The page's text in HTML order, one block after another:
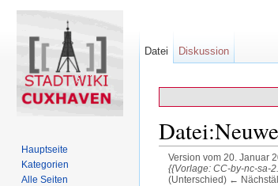
Version vom 20. Januar
{{Vorlage: CC-by-nc-sa-
(Unterschied) ←
Datei Diskussion
Hauptseite
Kategorien
Alle Seiten